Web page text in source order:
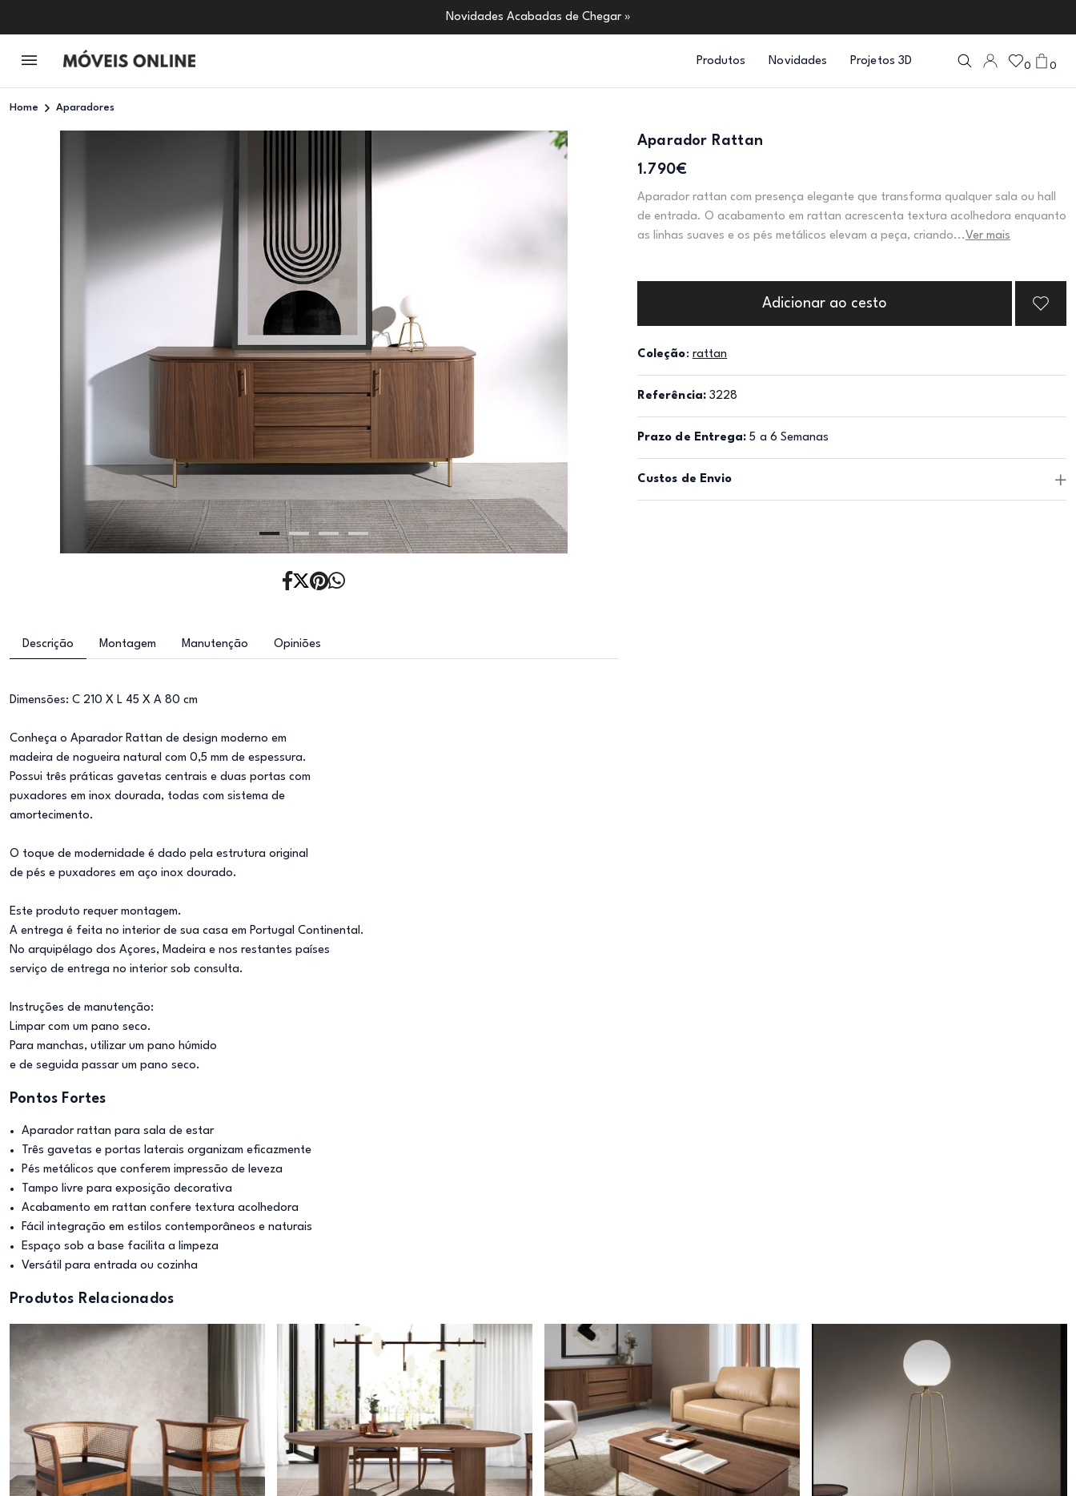
Novidades Acabadas de Chegar »
Produtos Novidades Projetos 3D 0 0
Home Aparadores
Aparador Rattan
1.790€
Aparador rattan com presença elegante que transforma qualquer sala ou hall
de entrada. O acabamento em rattan acrescenta textura acolhedora enquanto
as linhas suaves e os pés metálicos elevam a peça, criando... Ver mais
Adicionar ao cesto
Coleção: rattan
Referência: 3228
Prazo de Entrega: 5 a 6 Semanas
Custos de Envio
Descrição Montagem Manutenção Opiniões
Dimensões: C 210 X L 45 X A 80 cm
Conheça o Aparador Rattan de design moderno em
madeira de nogueira natural com 0,5 mm de espessura.
Possui três práticas gavetas centrais e duas portas com
puxadores em inox dourada, todas com sistema de
amortecimento.
O toque de modernidade é dado pela estrutura original
de pés e puxadores em aço inox dourado.
Este produto requer montagem.
A entrega é feita no interior de sua casa em Portugal Continental.
No arquipélago dos Açores, Madeira e nos restantes países
serviço de entrega no interior sob consulta.
Instruções de manutenção:
Limpar com um pano seco.
Para manchas, utilizar um pano húmido
e de seguida passar um pano seco.
Pontos Fortes
Aparador rattan para sala de estar
Três gavetas e portas laterais organizam eficazmente
Pés metálicos que conferem impressão de leveza
Tampo livre para exposição decorativa
Acabamento em rattan confere textura acolhedora
Fácil integração em estilos contemporâneos e naturais
Espaço sob a base facilita a limpeza
Versátil para entrada ou cozinha
Produtos Relacionados